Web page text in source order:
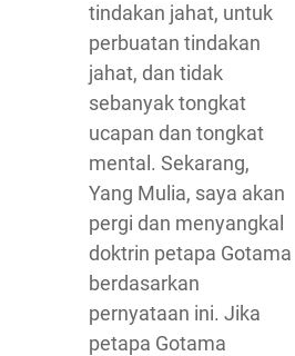
tindakan jahat, untuk
perbuatan tindakan
jahat, dan tidak
sebanyak tongkat
ucapan dan tongkat
mental. Sekarang,
Yang Mulia, saya akan
pergi dan menyangkal
doktrin petapa Gotama
berdasarkan
pernyataan ini. Jika
petapa Gotama